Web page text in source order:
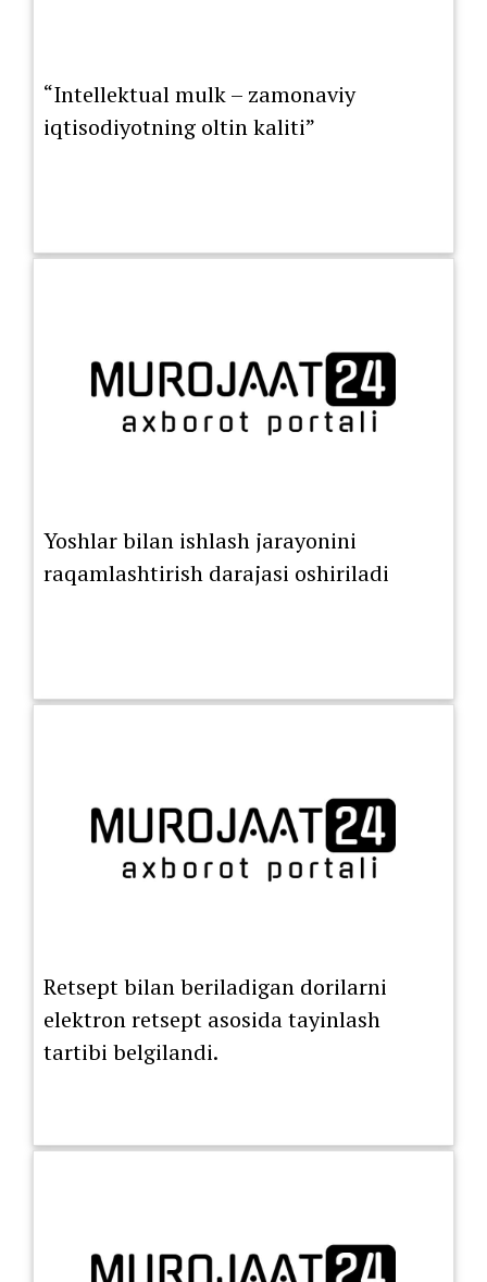
“Intellektual mulk – zamonaviy
iqtisodiyotning oltin kaliti”
Yoshlar bilan ishlash jarayonini
raqamlashtirish darajasi oshiriladi
Retsept bilan beriladigan dorilarni
elektron retsept asosida tayinlash
tartibi belgilandi.